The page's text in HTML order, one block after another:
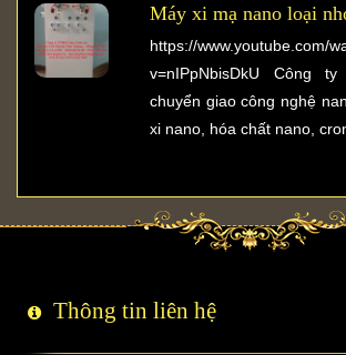
Máy xi mạ nano loại
https://www.youtube.com/
v=nIPpNbisDkU Công
chuyển giao công nghệ
xi nano, hóa chất nano,
Thông tin liên hệ